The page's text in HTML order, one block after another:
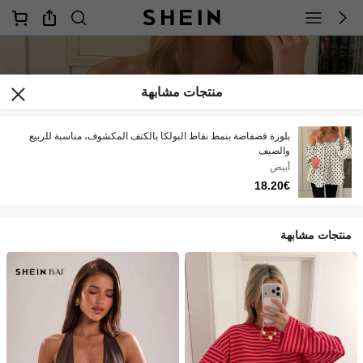
منتجات مشابهة
بلوزة فضفاضة بنمط نقاط البولكا بالكتف المكشوف، مناسبة للربيع
والصيف
أبيض
18.20€
منتجات مشابهة